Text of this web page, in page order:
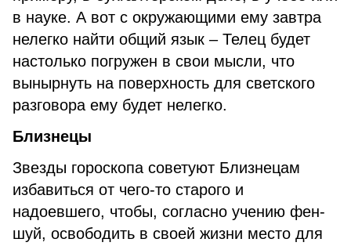
в науке. А вот с окружающими ему завтра
нелегко найти общий язык – Телец будет
настолько погружен в свои мысли, что
вынырнуть на поверхность для светского
разговора ему будет нелегко.
Близнецы
Звезды гороскопа советуют Близнецам
избавиться от чего-то старого и
надоевшего, чтобы, согласно учению фен-
шуй, освободить в своей жизни место для